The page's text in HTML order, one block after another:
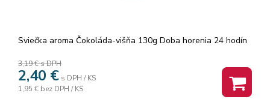
Sviečka aroma Čokoláda-višňa 130g Doba horenia 24 hodín
3,19 €s DPH
2,40 € s DPH / KS
1,95 € bez DPH / KS